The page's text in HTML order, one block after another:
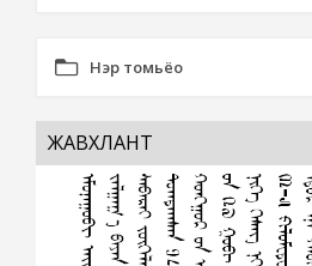
Нэр томьёо
ЖАВХЛАНТ